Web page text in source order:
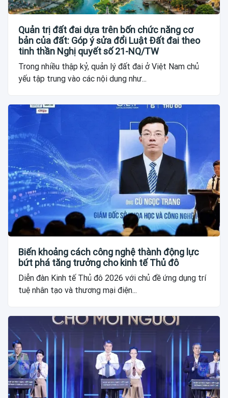
Quản trị đất đai dựa trên bốn chức năng cơ
bản của đất: Góp ý sửa đổi Luật Đất đai theo
tinh thần Nghị quyết số 21-NQ/TW
Trong nhiều thập kỷ, quản lý đất đai ở Việt Nam chủ
yếu tập trung vào các nội dung như...
Biến khoảng cách công nghệ thành động lực
bứt phá tăng trưởng cho kinh tế Thủ đô
Diễn đàn Kinh tế Thủ đô 2026 với chủ đề ứng dụng trí
tuệ nhân tạo và thương mại điện...